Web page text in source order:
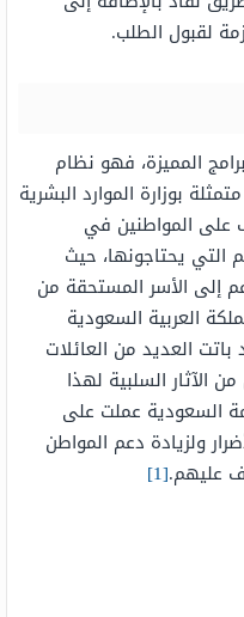
لقبول الطلب.
المميزة، فهو نظام
بوزارة الموارد البشرية
على المواطنين في
يحتاجونها، حيث
إلى الأسر المستحقة من
العربية السعودية
العديد من العائلات
الآثار السلبية لهذا
السعودية عملت على
ولزيادة دعم المواطن
عليهم.[1]